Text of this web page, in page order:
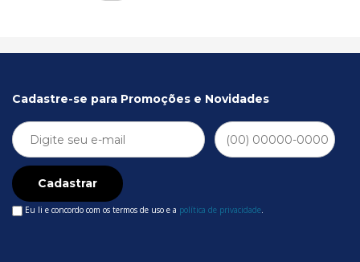
Cadastre-se para Promoções e Novidades
Cadastrar
Eu li e concordo com os termos de uso e a política de privacidade.